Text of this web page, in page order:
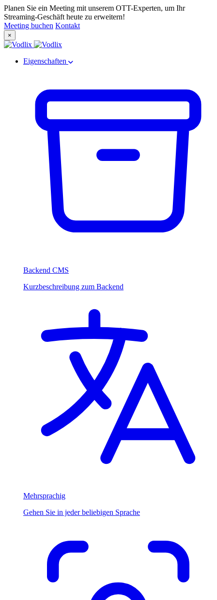
Planen Sie ein Meeting mit unserem OTT-Experten, um Ihr
Streaming-Geschäft heute zu erweitern!
Meeting buchen Kontakt
×
Eigenschaften
Backend CMS
Kurzbeschreibung zum Backend
Mehrsprachig
Gehen Sie in jeder beliebigen Sprache